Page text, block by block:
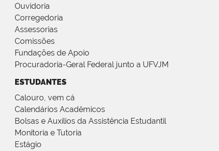
Ouvidoria
Corregedoria
Assessorias
Comissões
Fundações de Apoio
Procuradoria-Geral Federal junto a UFVJM
ESTUDANTES
Calouro, vem cá
Calendários Acadêmicos
Bolsas e Auxílios da Assistência Estudantil
Monitoria e Tutoria
Estágio